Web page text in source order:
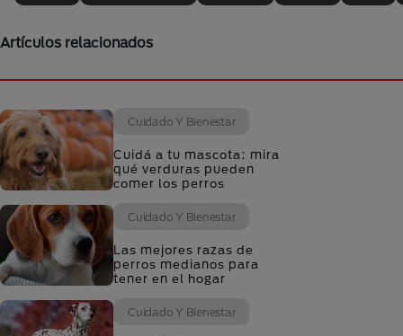
Artículos relacionados
Cuidado Y Bienestar
Cuidá a tu mascota: mira
qué verduras pueden
comer los perros
Cuidado Y Bienestar
Las mejores razas de
perros medianos para
tener en el hogar
Cuidado Y Bienestar